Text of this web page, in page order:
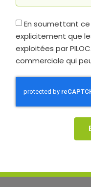
En soumettant
explicitement que
exploitées par
commerciale qui